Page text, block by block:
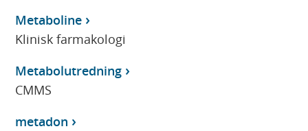
Metaboline
Klinisk farmakologi
Metabolutredning
CMMS
metadon